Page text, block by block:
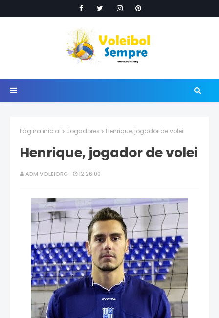
Página inicial Jogadores Henrique, jogador de volei
Henrique, jogador de volei
ADM VOLEIORG 12:26:00